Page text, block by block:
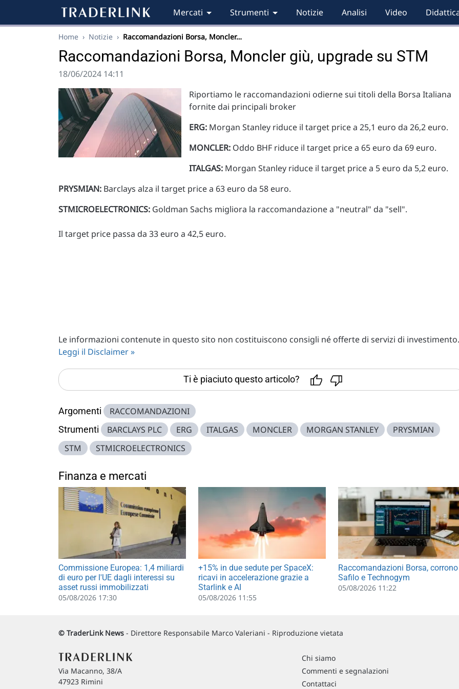
Mercati Strumenti Notizie Analisi Video
Home › Notizie › Raccomandazioni Borsa, Moncler…
Raccomandazioni Borsa, Moncler giù, upgrade su STM
18/06/2024 14:11
Riportiamo le raccomandazioni odierne sui titoli della Borsa Italiana
fornite dai principali broker
ERG: Morgan Stanley riduce il target price a 25,1 euro da 26,2 euro.
MONCLER: Oddo BHF riduce il target price a 65 euro da 69 euro.
ITALGAS: Morgan Stanley riduce il target price a 5 euro da 5,2 euro.
PRYSMIAN: Barclays alza il target price a 63 euro da 58 euro.
STMICROELECTRONICS: Goldman Sachs migliora la raccomandazione a "neutral" da "sell".
Il target price passa da 33 euro a 42,5 euro.
Le informazioni contenute in questo sito non costituiscono consigli né offerte di servizi di investimento.
Leggi il Disclaimer »
Ti è piaciuto questo articolo?
Argomenti RACCOMANDAZIONI
Strumenti BARCLAYS PLC ERG ITALGAS MONCLER MORGAN STANLEY
PRYSMIAN
STM
STMICROELECTRONICS
Finanza e mercati
Commissione Europea: 1,4 miliardi
di euro per l'UE dagli interessi su
asset russi immobilizzati
05/08/2026 17:30
+15% in due sedute per SpaceX:
ricavi in accelerazione grazie a
Starlink e AI
05/08/2026 11:55
Raccomandazioni Borsa, corrono
Safilo e Technogym
05/08/2026 11:22
© TraderLink News - Direttore Responsabile Marco Valeriani - Riproduzione vietata
Via Macanno, 38/A
47923 Rimini
Chi siamo
Commenti e segnalazioni
Contattaci